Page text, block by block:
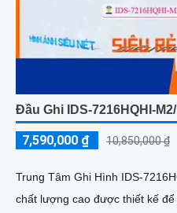
Đầu Ghi IDS-7216HQHI-
7,590,000 ₫ 10,850,000 ₫
Trung Tâm Ghi Hình IDS-
chất lượng cao được thiết kế